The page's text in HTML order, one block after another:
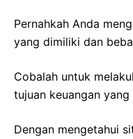
Pernahkah Anda
yang dimiliki dan
Cobalah untuk
tujuan keuangan
Dengan mengetahui